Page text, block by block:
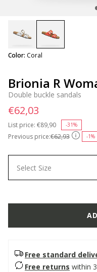
Brionia R
Double buckle sandals
Previous price:€62,93 -1%
List price: Price reduced from
€89,90 -31%
€62,03
Color: Coral
Select Size
Free standard
Free returns within